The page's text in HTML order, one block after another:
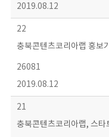
2019.08.12
22
충북콘텐츠코리아랩 홍보
26081
2019.08.12
21
충북콘텐츠코리아랩, 스타